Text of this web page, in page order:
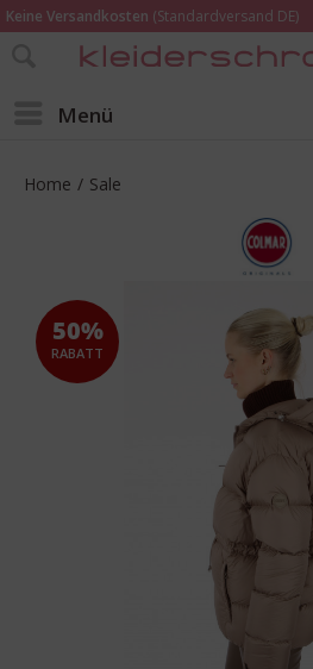
Keine Versandkosten (Standardversand DE)
Online bestellen – im Geschäft in Kempen
Menü
Home / Sale
50%
RABATT